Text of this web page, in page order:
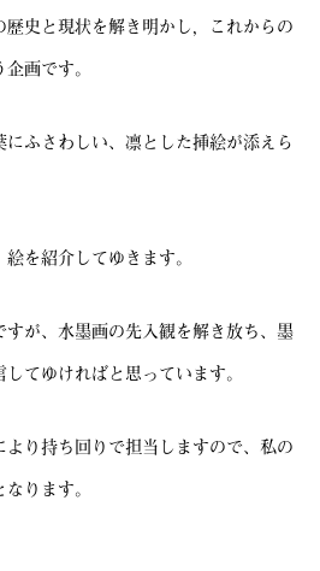
史と現状を解き明かし，これからの
画です。
ふさわしい、凛とした挿絵が添えら
を紹介してゆきます。
が、水墨画の先入観を解き放ち、墨
てゆければと思っています。
り持ち回りで担当しますので、私の
ります。